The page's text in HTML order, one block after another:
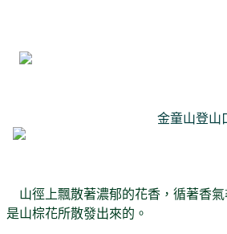
金童山登山
山徑上飄散著濃郁的花香，循著香氣
是山棕花所散發出來的。